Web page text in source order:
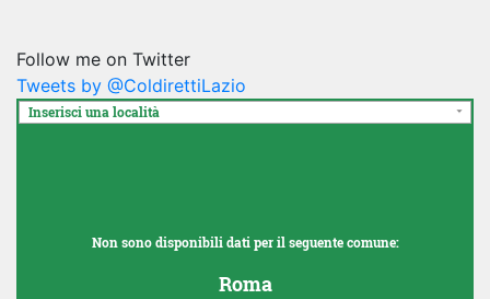
Follow me on Twitter
Tweets by @ColdirettiLazio
Inserisci una località
Non sono disponibili dati per il seguente comune:
Roma